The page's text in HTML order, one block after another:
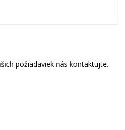
požiadaviek nás kontaktujte.